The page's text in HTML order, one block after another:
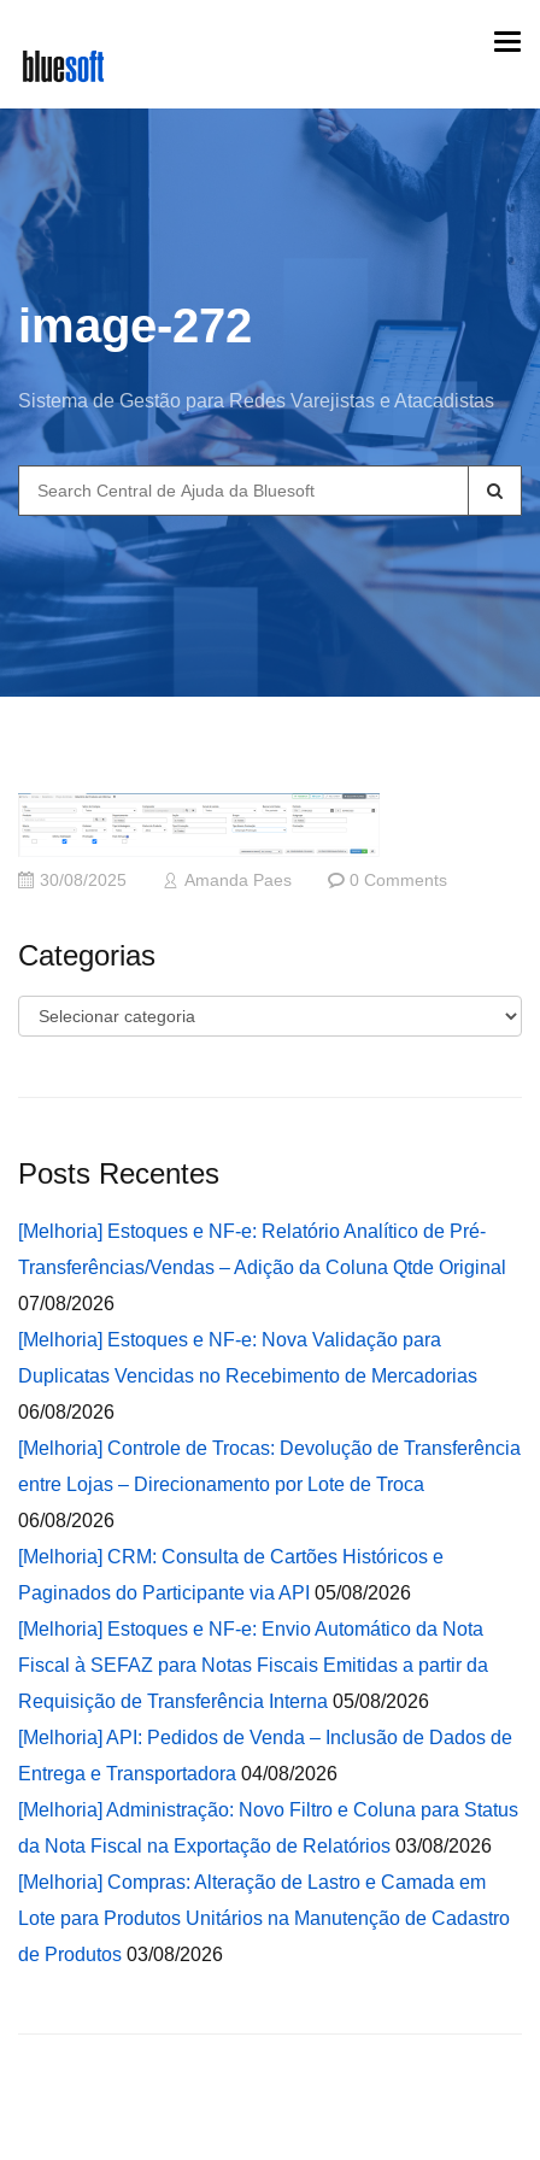
main
content
image-272
Sistema de Gestão para Redes Varejistas e Atacadistas
Search
for:
30/08/2025 Amanda Paes 0 Comments
Categorias
Categorias
Posts Recentes
[Melhoria] Estoques e NF-e: Relatório Analítico de Pré-
Transferências/Vendas – Adição da Coluna Qtde Original
07/08/2026
[Melhoria] Estoques e NF-e: Nova Validação para
Duplicatas Vencidas no Recebimento de Mercadorias
06/08/2026
[Melhoria] Controle de Trocas: Devolução de Transferência
entre Lojas – Direcionamento por Lote de Troca
06/08/2026
[Melhoria] CRM: Consulta de Cartões Históricos e
Paginados do Participante via API 05/08/2026
[Melhoria] Estoques e NF-e: Envio Automático da Nota
Fiscal à SEFAZ para Notas Fiscais Emitidas a partir da
Requisição de Transferência Interna 05/08/2026
[Melhoria] API: Pedidos de Venda – Inclusão de Dados de
Entrega e Transportadora 04/08/2026
[Melhoria] Administração: Novo Filtro e Coluna para Status
da Nota Fiscal na Exportação de Relatórios 03/08/2026
[Melhoria] Compras: Alteração de Lastro e Camada em
Lote para Produtos Unitários na Manutenção de Cadastro
de Produtos 03/08/2026